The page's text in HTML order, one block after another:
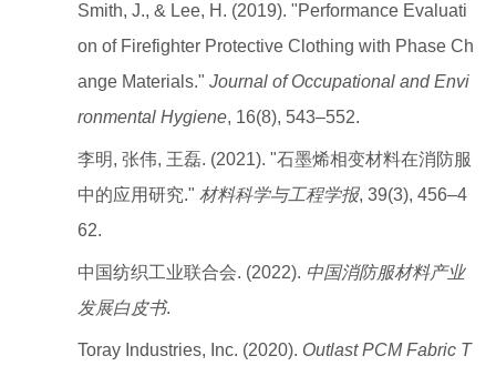
Smith, J., & Lee, H. (2019). "Performance Evaluati
on of Firefighter Protective Clothing with Phase Ch
ange Materials." Journal of Occupational and Envi
ronmental Hygiene, 16(8), 543–552.
李明, 张伟, 王磊. (2021). "石墨烯相变材料在消防服
中的应用研究." 材料科学与工程学报, 39(3), 456–4
62.
中国纺织工业联合会. (2022). 中国消防服材料产业
发展白皮书.
Toray Industries, Inc. (2020). Outlast PCM Fabric T